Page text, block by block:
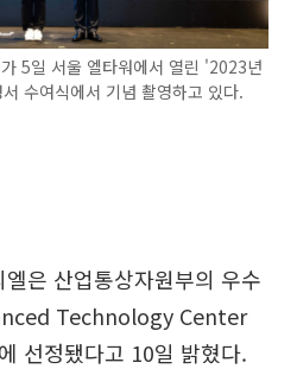
5일 서울 엘타워에서 열린 '2023년
수여식에서 기념 촬영하고 있다.
은 산업통상자원부의 우수
Technology Center
선정됐다고 10일 밝혔다.